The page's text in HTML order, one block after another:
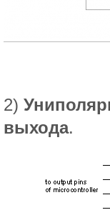
2)
выхода.